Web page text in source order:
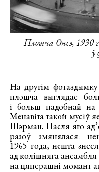
Плошча Онсэ, 1930 г.
ў
На другім
плошча выглядае
і больш падобнай на
Менавіта такой мусіў
Шэрман. Пасля яго
разоў змянялася:
1965 года, нешта
ад колішняга
на цяперашні момант